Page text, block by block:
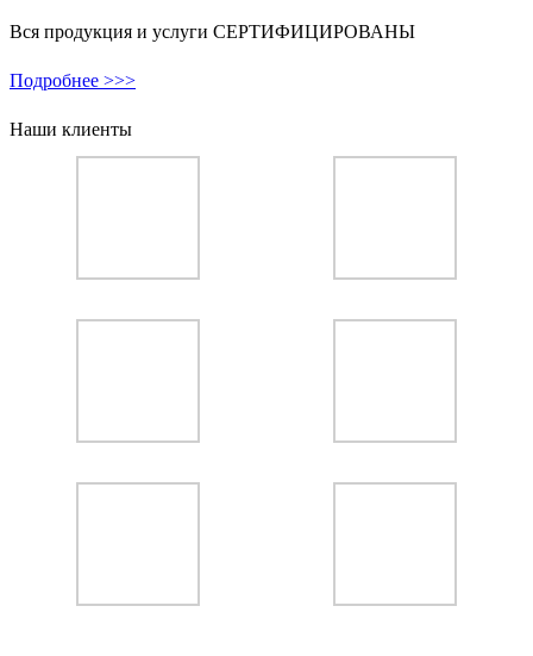
Вся продукция и услуги СЕРТИФИЦИРОВАНЫ
Подробнее >>>
Наши клиенты